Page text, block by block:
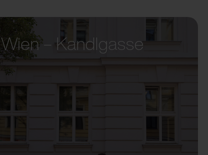
Wien – Kandlgasse